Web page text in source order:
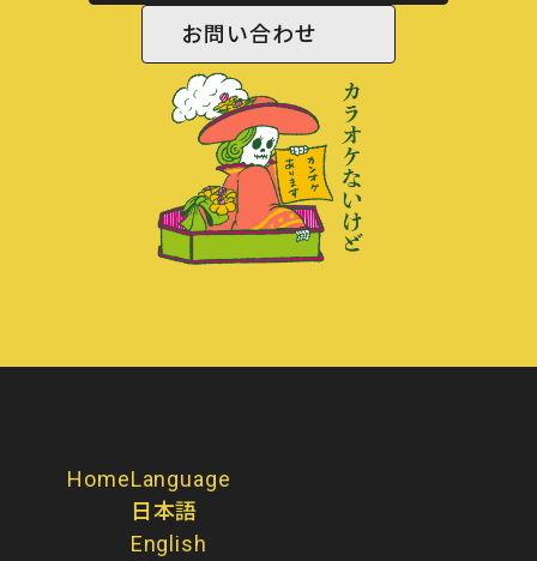
お問い合わせ
HomeLanguage
日本語
English